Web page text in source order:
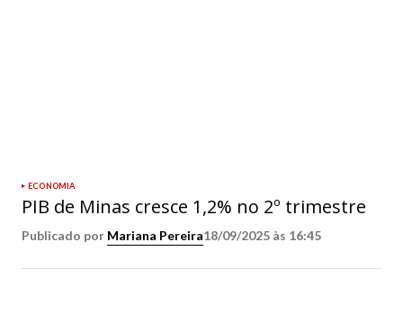
ECONOMIA
PIB de Minas cresce 1,2% no 2º trimestre
Publicado por Mariana Pereira18/09/2025 às 16:45